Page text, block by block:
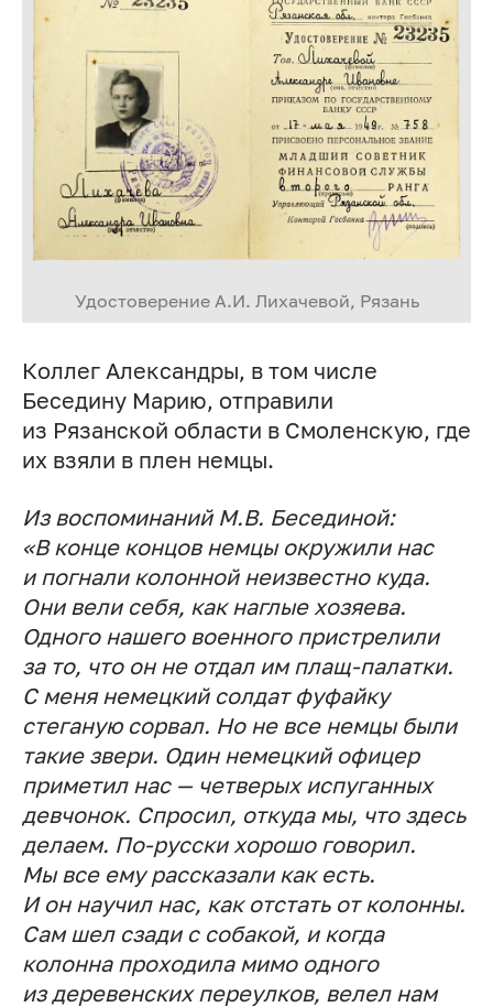
Удостоверение А.И. Лихачевой, Рязань
Коллег Александры, в том числе
Беседину Марию, отправили
из Рязанской области в Смоленскую, где
их взяли в плен немцы.
Из воспоминаний М.В. Бесединой:
«В конце концов немцы окружили нас
и погнали колонной неизвестно куда.
Они вели себя, как наглые хозяева.
Одного нашего военного пристрелили
за то, что он не отдал им плащ-палатки.
С меня немецкий солдат фуфайку
стеганую сорвал. Но не все немцы были
такие звери. Один немецкий офицер
приметил нас — четверых испуганных
девчонок. Спросил, откуда мы, что здесь
делаем. По-русски хорошо говорил.
Мы все ему рассказали как есть.
И он научил нас, как отстать от колонны.
Сам шел сзади с собакой, и когда
колонна проходила мимо одного
из деревенских переулков, велел нам